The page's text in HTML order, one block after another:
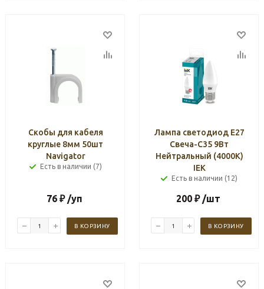
Скобы для кабеля
круглые 8мм 50шт
Navigator
Есть в наличии (7)
76₽ /уп
В КОРЗИНУ
Лампа светодиод Е27
Свеча-C35 9Вт
Нейтральный (4000К)
IEK
Есть в наличии (12)
200₽ /шт
В КОРЗИНУ